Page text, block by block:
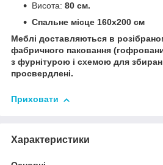
Висота: 80 см.
Спальне місце 160х200 см
Меблі доставляються в
фабричного паковання
з фурнітурою і схемою для
просвердлені.
Приховати
Характеристики